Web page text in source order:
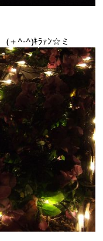
(＋^-^)ｷﾗｧﾝ☆ミ